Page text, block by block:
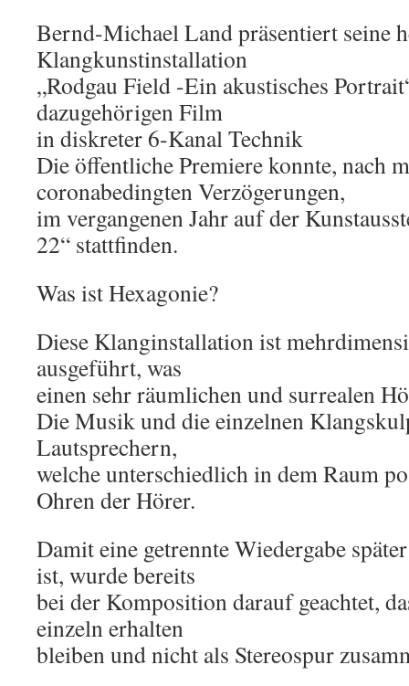
Bernd-Michael Land präsentiert seine
Klangkunstinstallation
„Rodgau Field -Ein akustisches
dazugehörigen Film
in diskreter 6-Kanal Technik
Die öffentliche Premiere konnte, nach
coronabedingten Verzögerungen,
im vergangenen Jahr auf der
22“ stattfinden.
Was ist Hexagonie?
Diese Klanginstallation ist
ausgeführt, was
einen sehr räumlichen und surrealen
Die Musik und die einzelnen
Lautsprechern,
welche unterschiedlich in dem Raum
Ohren der Hörer.
Damit eine getrennte Wiedergabe
ist, wurde bereits
bei der Komposition darauf geachtet,
einzeln erhalten
bleiben und nicht als Stereospur